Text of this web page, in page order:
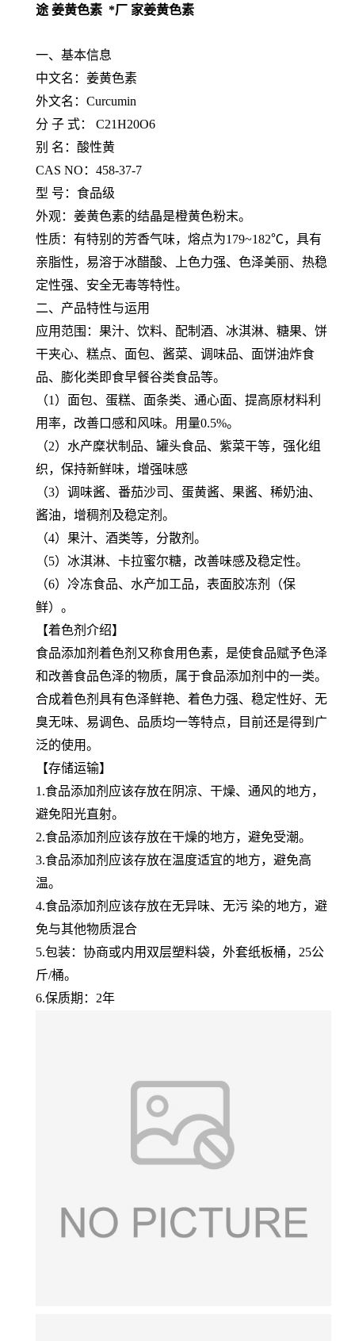
途 姜黄色素 *厂 家姜黄色素
一、基本信息
中文名：姜黄色素
外文名：Curcumin
分 子 式： C21H20O6
别 名：酸性黄
CAS NO：458-37-7
型 号：食品级
外观：姜黄色素的结晶是橙黄色粉末。
性质：有特别的芳香气味，熔点为179~182℃，具有
亲脂性，易溶于冰醋酸、上色力强、色泽美丽、热稳
定性强、安全无毒等特性。
二、产品特性与运用
应用范围：果汁、饮料、配制酒、冰淇淋、糖果、饼
干夹心、糕点、面包、酱菜、调味品、面饼油炸食
品、膨化类即食早餐谷类食品等。
（1）面包、蛋糕、面条类、通心面、提高原材料利
用率，改善口感和风味。用量0.5%。
（2）水产糜状制品、罐头食品、紫菜干等，强化组
织，保持新鲜味，增强味感
（3）调味酱、番茄沙司、蛋黄酱、果酱、稀奶油、
酱油，增稠剂及稳定剂。
（4）果汁、酒类等，分散剂。
（5）冰淇淋、卡拉蜜尔糖，改善味感及稳定性。
（6）冷冻食品、水产加工品，表面胶冻剂（保
鲜）。
【着色剂介绍】
食品添加剂着色剂又称食用色素，是使食品赋予色泽
和改善食品色泽的物质，属于食品添加剂中的一类。
合成着色剂具有色泽鲜艳、着色力强、稳定性好、无
臭无味、易调色、品质均一等特点，目前还是得到广
泛的使用。
【存储运输】
1.食品添加剂应该存放在阴凉、干燥、通风的地方，
避免阳光直射。
2.食品添加剂应该存放在干燥的地方，避免受潮。
3.食品添加剂应该存放在温度适宜的地方，避免高
温。
4.食品添加剂应该存放在无异味、无污 染的地方，避
免与其他物质混合
5.包装：协商或内用双层塑料袋，外套纸板桶，25公
斤/桶。
6.保质期：2年